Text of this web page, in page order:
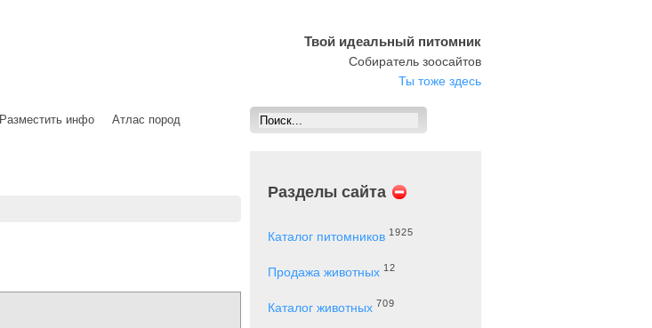
Твой идеальный питомник
Собиратель зоосайтов
Ты тоже здесь
Разместить инфо Атлас пород
Разделы сайта
Каталог питомников 1925
Продажа животных 12
Каталог животных 709